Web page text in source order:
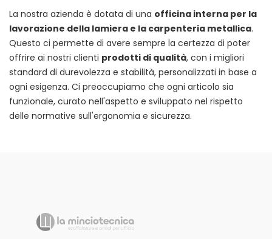
La nostra azienda è dotata di una officina interna per la
lavorazione della lamiera e la carpenteria metallica.
Questo ci permette di avere sempre la certezza di poter
offrire ai nostri clienti prodotti di qualità, con i migliori
standard di durevolezza e stabilità, personalizzati in base a
ogni esigenza. Ci preoccupiamo che ogni articolo sia
funzionale, curato nell'aspetto e sviluppato nel rispetto
delle normative sull'ergonomia e sicurezza.